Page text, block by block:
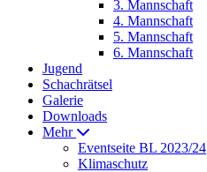
3. Mannschaft
4. Mannschaft
5. Mannschaft
6. Mannschaft
Jugend
Schachrätsel
Galerie
Downloads
Mehr
Eventseite BL 2023/24
Klimaschutz